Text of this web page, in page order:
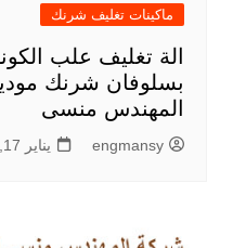
ماكينات تغليف شرنك
الة تغليف علب
المهندس منسى
engmansy يناير 17, 2023